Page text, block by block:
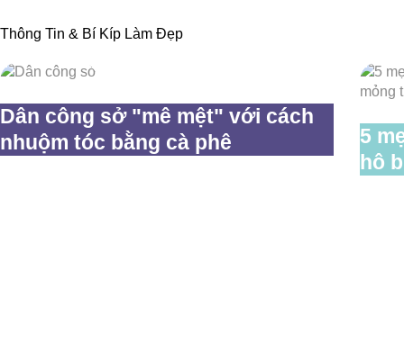
Thông Tin & Bí Kíp Làm Đẹp
Dân công sở "mê mệt" với cách
nhuộm tóc bằng cà phê
5
hô